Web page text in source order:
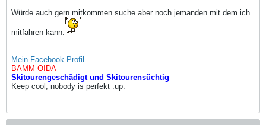
Würde auch gern mitkommen suche aber noch jemanden mit dem ich
mitfahren kann.
Mein Facebook Profil
BAMM OIDA
Skitourengeschädigt und Skitourensüchtig
Keep cool, nobody is perfekt :up: